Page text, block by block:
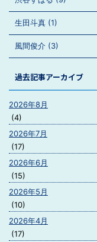
生田斗真 (1)
風間俊介 (3)
過去記事アーカイブ
2026年8月
(4)
2026年7月
(17)
2026年6月
(15)
2026年5月
(10)
2026年4月
(17)